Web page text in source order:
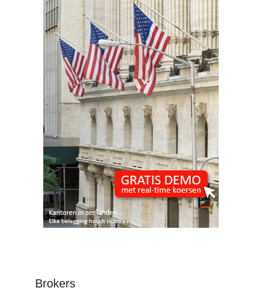
Brokers